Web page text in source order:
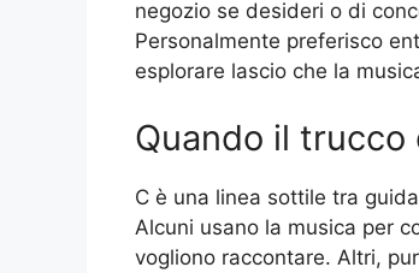
negozio se desideri o di
Personalmente preferisco
esplorare lascio che la
Quando il
C è una linea sottile tra
Alcuni usano la musica per
vogliono raccontare. Altri,